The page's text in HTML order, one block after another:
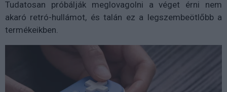
Tudatosan próbálják meglovagolni a véget érni nem
akaró retró-hullámot, és talán ez a legszembeötlőbb a
termékeikben.